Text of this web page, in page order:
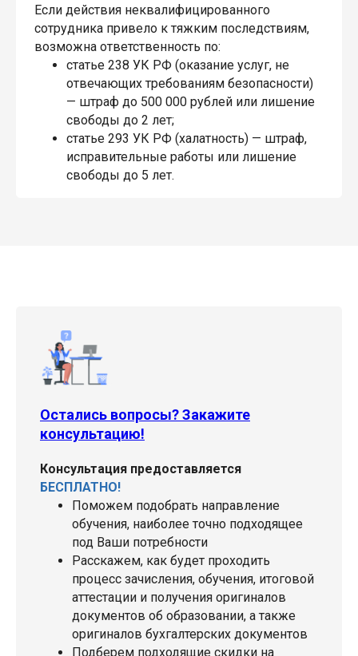
Если действия неквалифицированного
сотрудника привело к тяжким последствиям,
возможна ответственность по:
статье 238 УК РФ (оказание услуг, не
отвечающих требованиям безопасности)
— штраф до 500 000 рублей или лишение
свободы до 2 лет;
статье 293 УК РФ (халатность) — штраф,
исправительные работы или лишение
свободы до 5 лет.
Остались вопросы? Закажите
консультацию!
Консультация предоставляется
БЕСПЛАТНО!
Поможем подобрать направление
обучения, наиболее точно подходящее
под Ваши потребности
Расскажем, как будет проходить
процесс зачисления, обучения, итоговой
аттестации и получения оригиналов
документов об образовании, а также
оригиналов бухгалтерских документов
Подберем подходящие скидки на